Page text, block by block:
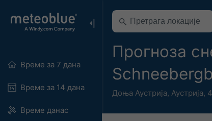
Време за 7 дана
Време за 14 дана
Време данас
Прогноза
Доња Аустрија, Аустрија,